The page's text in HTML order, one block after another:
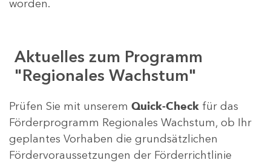
worden.
Aktuelles zum Programm
"Regionales Wachstum"
Prüfen Sie mit unserem Quick-Check für das
Förderprogramm Regionales Wachstum, ob Ihr
geplantes Vorhaben die grundsätzlichen
Fördervoraussetzungen der Förderrichtlinie